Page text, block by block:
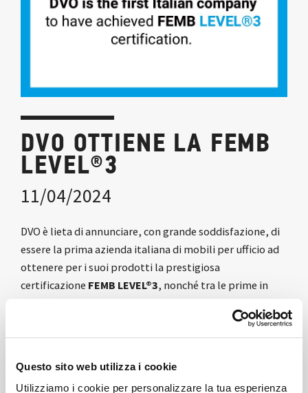
Questo sito web utilizza i cookie
Utilizziamo i cookie per personalizzare la tua esperienza
DVO OTTIENE LA FEMB
LEVEL®3
11/04/2024
DVO è lieta di annunciare, con grande soddisfazione, di
essere la prima azienda italiana di mobili per ufficio ad
ottenere per i suoi prodotti la prestigiosa
certificazione FEMB LEVEL®3, nonché tra le prime in
è una certificazione di prodotto che si
basa su requisiti di sostenibilità, sia per i mobili per